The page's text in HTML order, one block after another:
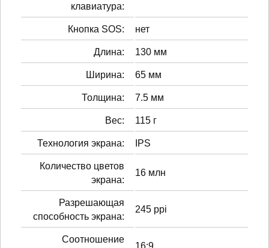
клавиатура:
Кнопка SOS: нет
Длина: 130 мм
Ширина: 65 мм
Толщина: 7.5 мм
Вес: 115 г
Технология экрана: IPS
Количество цветов
экрана:
16 млн
Разрешающая
способность экрана:
245 ppi
Соотношение
16:9